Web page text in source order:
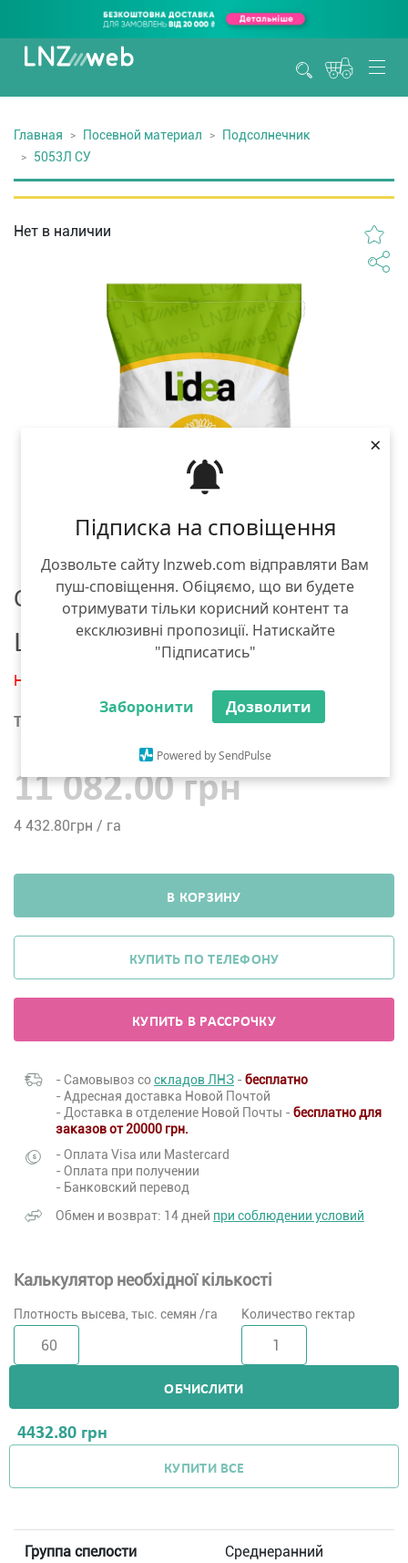
Підписка на сповіщення
Дозвольте сайту lnzweb.com відправляти Вам
пуш-сповіщення. Обіцяємо, що ви будете
отримувати тільки корисний контент та
ексклюзивні пропозиції. Натискайте
"Підписатись"
Заборонити Дозволити
Powered by SendPulse
×
Главная Посевной материал
Подсолнечник
5053Л СУ
Нет в наличии
Семена подсолнечника
Lidea 5053Л СУ
Нет в наличии
Тара : мешок 150 тыс. семян
11 082.00 грн
4 432.80грн / га
В КОРЗИНУ
КУПИТЬ ПО ТЕЛЕФОНУ
КУПИТЬ В РАССРОЧКУ
- Самовывоз соскладов ЛНЗ - бесплатно
- Адресная доставка Новой Почтой
- Доставка в отделение Новой Почты - бесплатно для
заказов от 20000 грн.
- Оплата Visa или Mastercard
- Оплата при получении
- Банковский перевод
Обмен и возврат: 14 дней при соблюдении условий
Калькулятор необхідної кількості
Плотность высева, тыс. семян /га Количество гектар
ОБЧИСЛИТИ
4432.80 грн
КУПИТИ ВСЕ
Группа спелости Среднеранний